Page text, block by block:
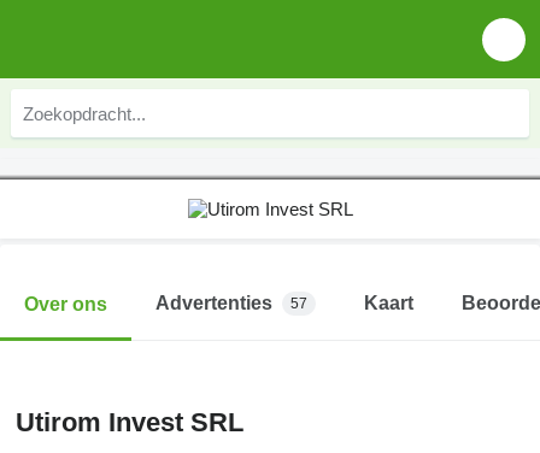
Over ons Advertenties 57 Kaart
Utirom Invest SRL